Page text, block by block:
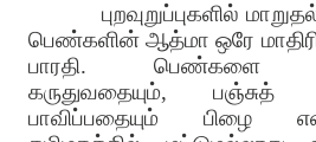
புறவுறுப்புகளில்
பெண்களின் ஆத்மா ஒரே
பாரதி. பெண்களை
கருதுவதையும்,
பாவிப்பதையும் பிழை